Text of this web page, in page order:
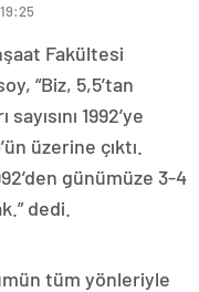
Fakültesi
“Biz, 5,5’tan
1992’ye
üzerine çıktı.
günümüze 3-4
dedi.
tüm yönleriyle